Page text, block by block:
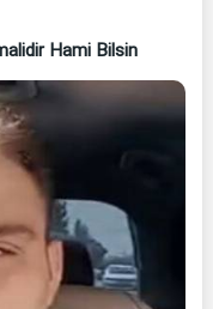
Hami Bilsin